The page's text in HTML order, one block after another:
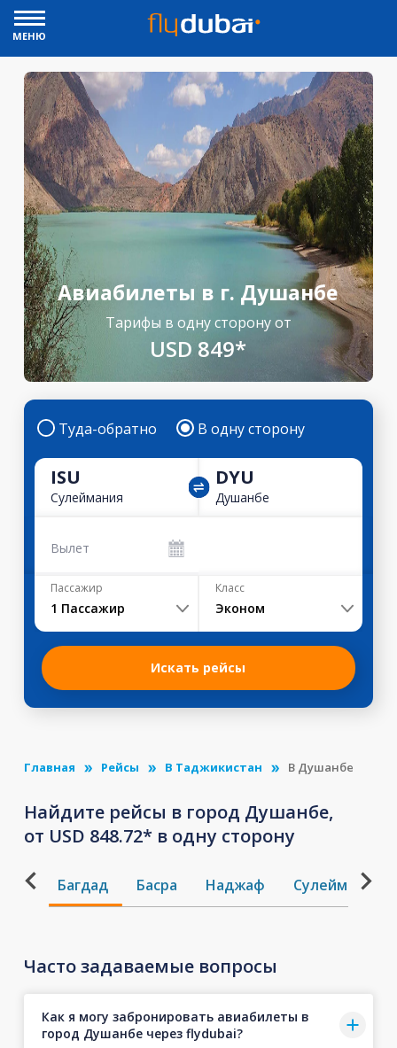
МЕНЮ
Авиабилеты в г. Душанбе
Тарифы в одну сторону от
USD 849*
Туда-обратно В одну сторону
ISU
Сулеймания
DYU
Душанбе
Вылет
Пассажир
1 Пассажир
Класс
Эконом
Искать рейсы
Главная Рейсы В Таджикистан В Душанбе
Найдите рейсы в город Душанбе,
от USD 848.72* в одну сторону
Багдад Басра Наджаф Сулеймания
Часто задаваемые вопросы
Как я могу забронировать авиабилеты в
город Душанбе через flydubai?